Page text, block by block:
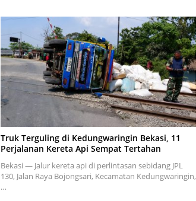
Truk Terguling di Kedungwaringin Bekasi, 11
Perjalanan Kereta Api Sempat Tertahan
Bekasi — Jalur kereta api di perlintasan sebidang JPL
130, Jalan Raya Bojongsari, Kecamatan Kedungwaringin,
…